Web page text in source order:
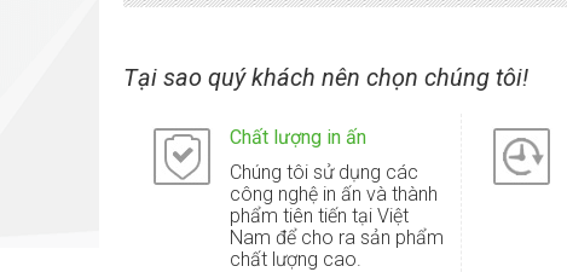
Tại sao quý khách nên chọn chúng tôi!
Chất lượng in ấn
Chúng tôi sử dụng các
công nghệ in ấn và thành
phẩm tiên tiến tại Việt
Nam để cho ra sản phẩm
chất lượng cao.